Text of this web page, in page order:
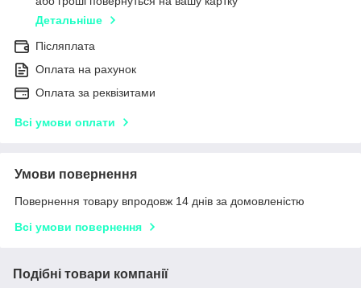
Детальніше
Післяплата
Оплата на рахунок
Оплата за реквізитами
Всі умови оплати
Умови повернення
Повернення товару впродовж 14 днів за домовленістю
Всі умови повернення
Подібні товари компанії